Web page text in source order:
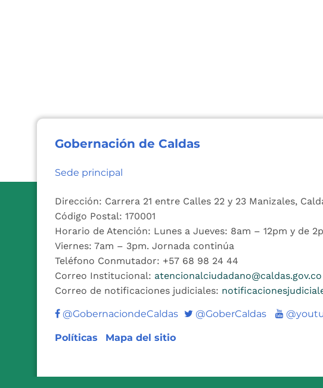
Gobernación de Caldas
Sede principal
Dirección: Carrera 21 entre Calles 22 y 23 Manizales,
Código Postal: 170001
Horario de Atención: Lunes a Jueves: 8am – 12pm y de
Viernes: 7am – 3pm. Jornada continúa
Teléfono Conmutador: +57 68 98 24 44
Correo Institucional: atencionalciudadano@caldas.gov.co
Correo de notificaciones judiciales:
@GobernaciondeCaldas Twitter
@GoberCaldas Youtube
Políticas Mapa del sitio